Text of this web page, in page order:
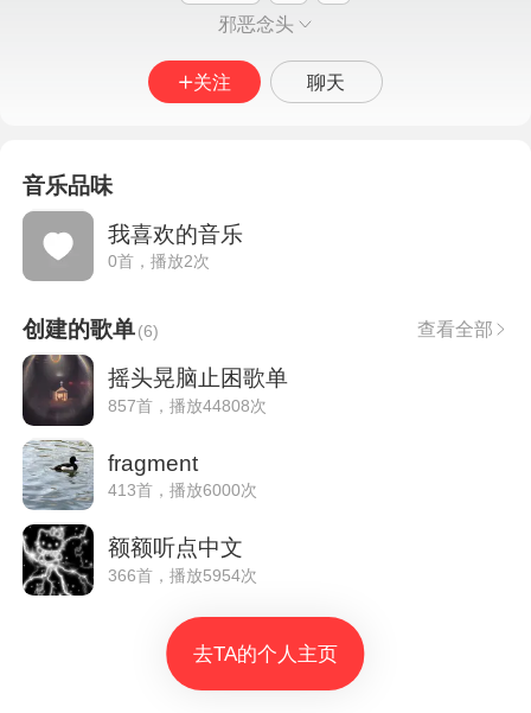
邪恶念头
关注 聊天
音乐品味
我喜欢的音乐
0首，播放2次
创建的歌单(6) 查看全部
摇头晃脑止困歌单
857首，播放44808次
fragment
413首，播放6000次
额额听点中文
366首，播放5954次
去TA的个人主页